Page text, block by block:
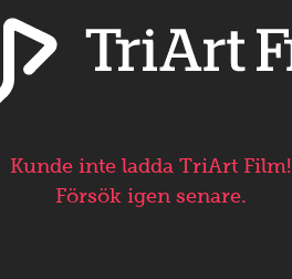
Kunde inte ladda TriArt Film!
Försök igen senare.